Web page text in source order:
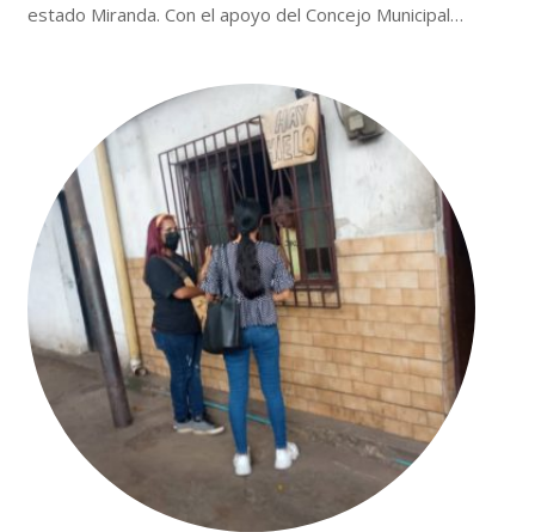
estado Miranda. Con el apoyo del Concejo Municipal…